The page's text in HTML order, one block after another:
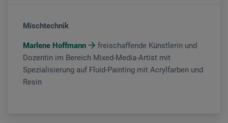
Mischtechnik
Marlene Hoffmann
freischaffende Künstlerin und
Dozentin im Bereich Mixed-Media-Artist mit
Spezialisierung auf Fluid-Painting mit Acrylfarben und
Resin